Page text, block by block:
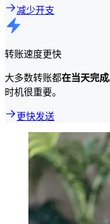
减少开支
转账速度更快
大多数转账都在当天完成
时机很重要。
更快发送